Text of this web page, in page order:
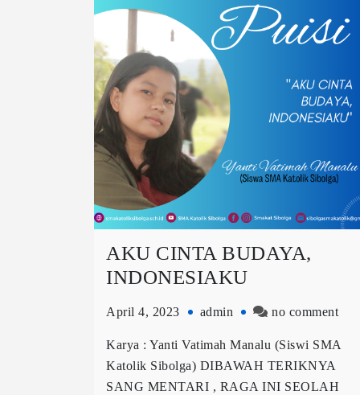
AKU CINTA BUDAYA,
INDONESIAKU
April 4, 2023 admin no comment
Karya : Yanti Vatimah Manalu (Siswi SMA
Katolik Sibolga) DIBAWAH TERIKNYA
SANG MENTARI , RAGA INI SEOLAH